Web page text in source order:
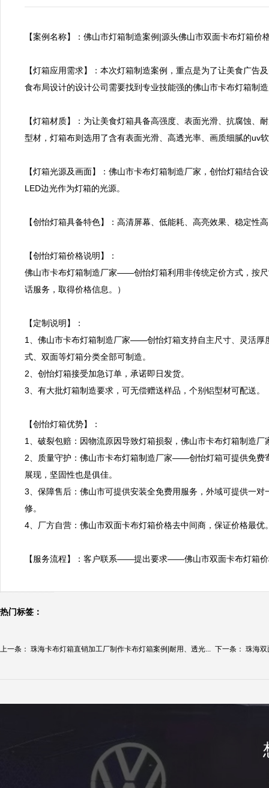
【案例名称】：佛山市灯箱制造案例|源头佛山市双面卡布灯
【灯箱应用需求】：本次灯箱制造案例，重点是为了让美食广
食布局设计的设计公司需要找到专业技能强的佛山市卡布灯箱制
【灯箱材质】：为让美食灯箱具备高强度、表面光滑、抗腐蚀
型材，灯箱布则选用了含有表面光滑、高透光率、画质细腻的uv
【灯箱光源及画面】：佛山市卡布灯箱制造厂家，创怡灯箱结
LED边光作为灯箱的光源。
【创怡灯箱具备特色】：高清屏幕、低能耗、高亮效果、稳定性
【创怡灯箱价格说明】：
佛山市卡布灯箱制造厂家——创怡灯箱利用非传统定价方式，按
话服务，取得价格信息。）
【定制说明】：
1、佛山市卡布灯箱制造厂家——创怡灯箱支持自主尺寸、灵活厚
式、双面等灯箱分类全部可制造。
2、创怡灯箱接受加急订单，承诺即日发货。
3、有大批灯箱制造要求，可无偿赠送样品，个别铝型材可配送。
【创怡灯箱优势】：
1、破裂包赔：因物流原因导致灯箱损裂，佛山市卡布灯箱制造
2、质量守护：佛山市卡布灯箱制造厂家——创怡灯箱可提供免费
展现，坚固性也是俱佳。
3、保障售后：佛山市可提供安装全免费用服务，外域可提供一
修。
4、厂方自营：佛山市双面卡布灯箱价格去中间商，保证价格最优
【服务流程】：客户联系——提出要求——佛山市双面卡布灯
热门标签：
上一条： 珠海卡布灯箱直销加工厂制作卡布灯箱案例|耐用、透光... 下一条： 珠海双